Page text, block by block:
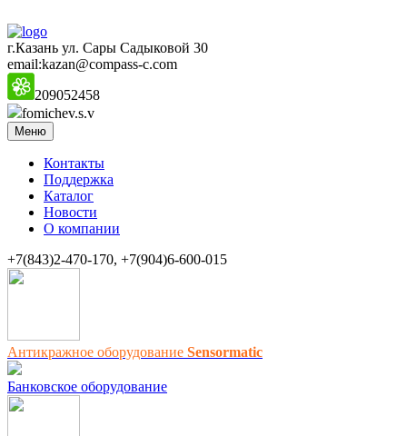
г.Казань ул. Сары Садыковой 30
email:kazan@compass-c.com
209052458
fomichev.s.v
Меню
Контакты
Поддержка
Каталог
Новости
О компании
+7(843)2-470-170, +7(904)6-600-015
Антикражное оборудование Sensormatic
Банковское оборудование